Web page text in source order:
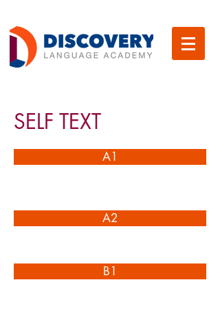
SELF TEXT
A1
A2
B1